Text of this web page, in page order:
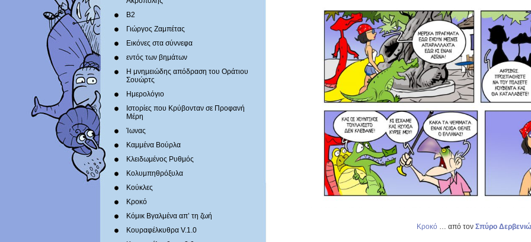
Β2
Γιώργος Ζαμπέτας
Εικόνες στα σύννεφα
εντός των βημάτων
Η μνημειώδης απόδραση του Οράτιου
Σουώρτς
Ημερολόγιο
Ιστορίες που Κρύβονταν σε Προφανή
Μέρη
Ίωνας
Καμμένα Βούρλα
Κλειδωμένος Ρυθμός
Κολυμπηθρόξυλα
Κούκλες
Κροκό
Κόμικ Βγαλμένα απ’ τη ζωή
Κουραφέλκυθρα V.1.0
Κροκό … από τον Σπύρο